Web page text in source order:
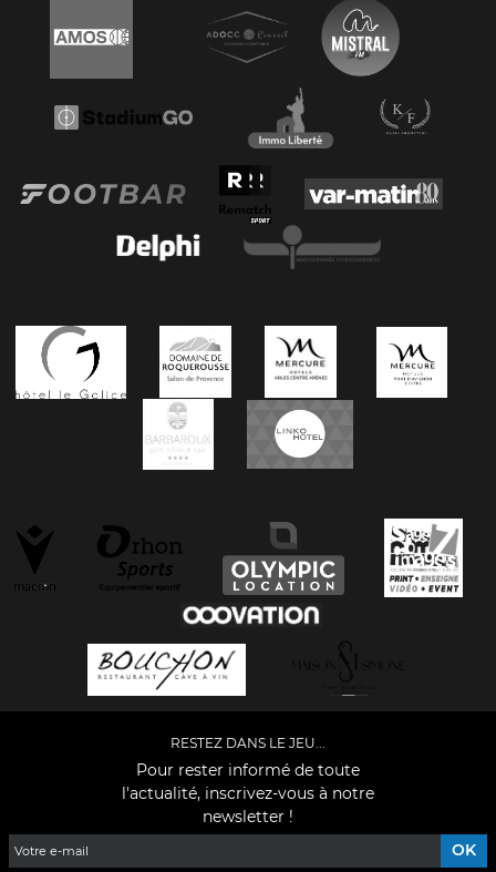
RESTEZ DANS LE JEU...
Pour rester informé de toute
l'actualité, inscrivez-vous à notre
newsletter !